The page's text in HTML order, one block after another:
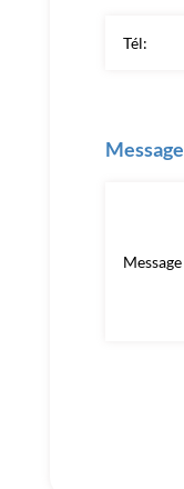
Message